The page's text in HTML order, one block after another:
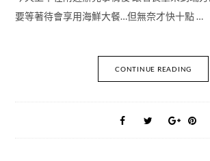
要等著待會享用海鮮大餐…但無奈才快十點 …
CONTINUE READING